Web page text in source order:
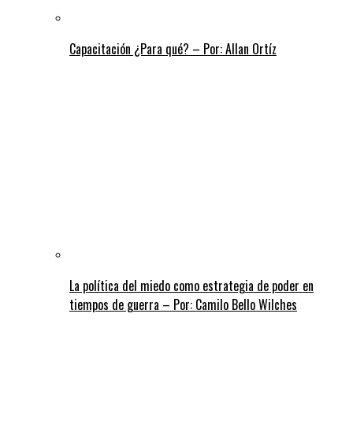
Capacitación ¿Para qué? – Por: Allan Ortíz
La política del miedo como estrategia de poder en
tiempos de guerra – Por: Camilo Bello Wilches